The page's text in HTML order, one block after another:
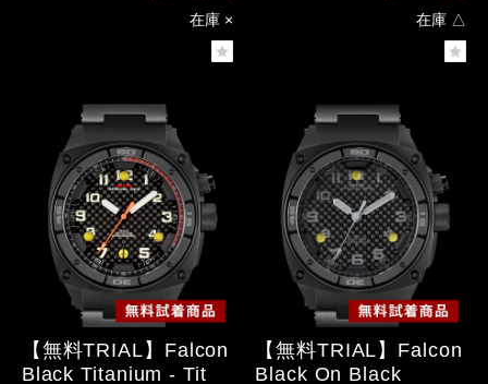
在庫 × 在庫 △
【無料TRIAL】Falcon
Black Titanium - Tit
【無料TRIAL】Falcon
Black On Black